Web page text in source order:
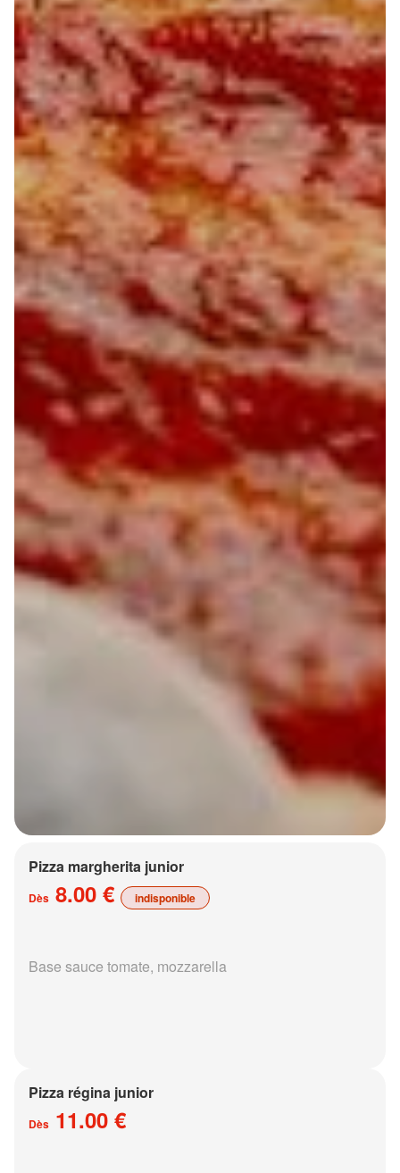
Pizza margherita junior
Dès 8.00 € indisponible
Base sauce tomate, mozzarella
Pizza régina junior
Dès 11.00 €